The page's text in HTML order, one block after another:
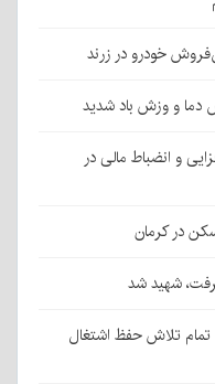
دما و وزش باد شدید
و انضباط مالی در
شهید شد
تمام تلاش حفظ اشتغال